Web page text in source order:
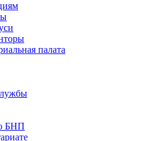
палата
БНП